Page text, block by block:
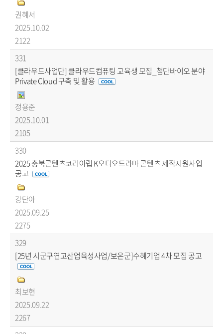
권혜서
2025.10.02
2122
331
[클라우드사업단] 클라우드컴퓨팅 교육생 모집_첨단바이오 분야
Private Cloud 구축 및 활용
정용준
2025.10.01
2105
330
2025 충북콘텐츠코리아랩 K오디오드라마 콘텐츠 제작지원사업
공고
강단아
2025.09.25
2275
329
[25년 시군구연고산업육성사업/보은군]수혜기업 4차 모집 공고
최보현
2025.09.22
2267